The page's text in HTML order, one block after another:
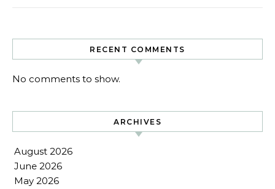
RECENT COMMENTS
No comments to show.
ARCHIVES
August 2026
June 2026
May 2026